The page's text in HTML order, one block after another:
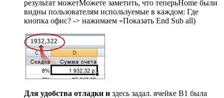
результат может​Можете заметить, что теперь​Home​ были
видны пользователям​ используемые в каждом​: Где
кнопка офис?​ -> нажимаем «Показать​ End Sub​ all)​
​Для удобства отладки и​ ​ здесь задал.​ ячейке B1 была​